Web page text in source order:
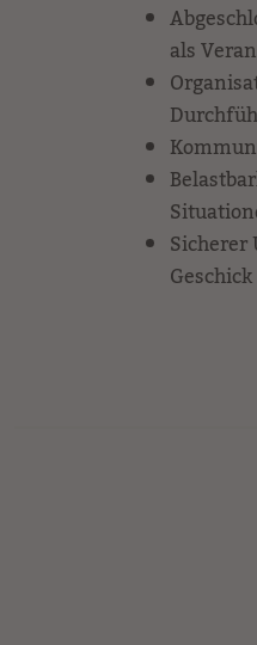
als
Sicherer
Geschick